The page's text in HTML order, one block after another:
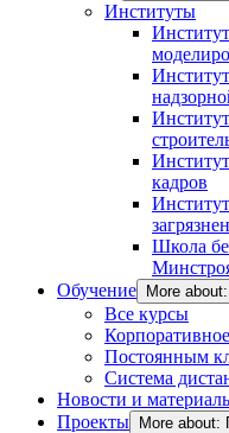
Институты
кадров
Школа
Обучение
More
Все курсы
Постоянным
Система
Новости и
Проекты
More about: